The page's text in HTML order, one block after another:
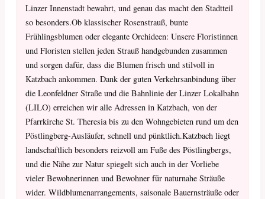
Linzer Innenstadt bewahrt, und genau das macht den Stadtteil
so besonders.Ob klassischer Rosenstrauß, bunte
Frühlingsblumen oder elegante Orchideen: Unsere Floristinnen
und Floristen stellen jeden Strauß handgebunden zusammen
und sorgen dafür, dass die Blumen frisch und stilvoll in
Katzbach ankommen. Dank der guten Verkehrsanbindung über
die Leonfeldner Straße und die Bahnlinie der Linzer Lokalbahn
(LILO) erreichen wir alle Adressen in Katzbach, von der
Pfarrkirche St. Theresia bis zu den Wohngebieten rund um den
Pöstlingberg-Ausläufer, schnell und pünktlich.Katzbach liegt
landschaftlich besonders reizvoll am Fuße des Pöstlingbergs,
und die Nähe zur Natur spiegelt sich auch in der Vorliebe
vieler Bewohnerinnen und Bewohner für naturnahe Sträuße
wider. Wildblumenarrangements, saisonale Bauernsträuße oder